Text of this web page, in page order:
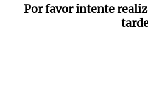
Por favor intente